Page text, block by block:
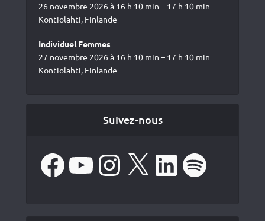
26 novembre 2026 à 16 h 10 min – 17 h 10 min
Kontiolahti, Finlande
Individuel Femmes
27 novembre 2026 à 16 h 10 min – 17 h 10 min
Kontiolahti, Finlande
Suivez-nous
FacebookYouTube Instagram LinkedIn Spotify